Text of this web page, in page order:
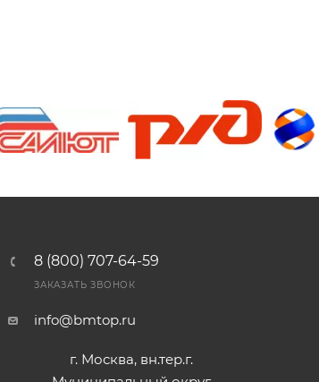
8 (800) 707-64-59
ЗАКАЗАТЬ ЗВОНОК
info@bmtop.ru
г. Москва, вн.тер.г.